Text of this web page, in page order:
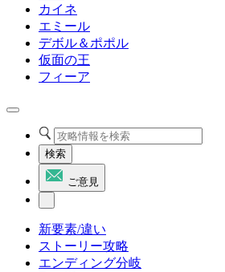
カイネ
エミール
デボル＆ポポル
仮面の王
フィーア
検索
ご意見
新要素/違い
ストーリー攻略
エンディング分岐